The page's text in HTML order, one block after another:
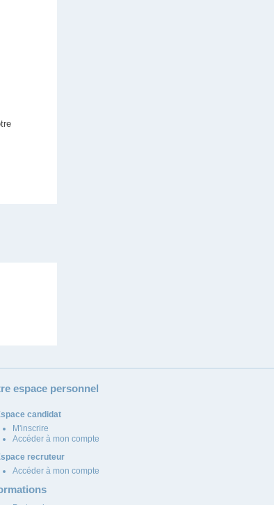
espace personnel
candidat
M'inscrire
Accéder à mon compte
recruteur
Accéder à mon compte